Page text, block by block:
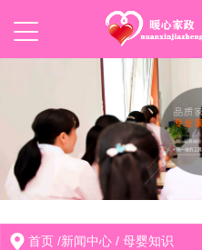
首页 /新闻中心 /母婴知识